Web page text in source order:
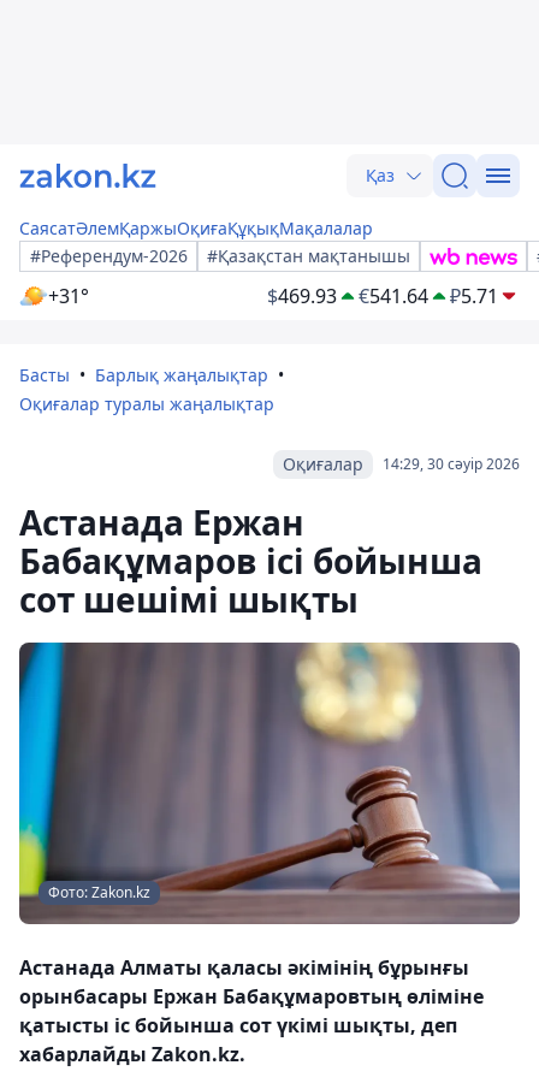
Қаз
СаясатӘлемҚаржыОқиғаҚұқықМақалалар
#Референдум-2026
#Қазақстан мақтанышы
+31° $469.93 €541.64 ₽5.71
Басты
Барлық жаңалықтар
Оқиғалар туралы жаңалықтар
14:29, 30 сәуір 2026
Оқиғалар
Астанада Ержан
Бабақұмаров ісі бойынша
сот шешімі шықты
Фото: Zakon.kz
Астанада Алматы қаласы әкімінің бұрынғы
орынбасары Ержан Бабақұмаровтың өліміне
қатысты іс бойынша сот үкімі шықты, деп
хабарлайды Zakon.kz.